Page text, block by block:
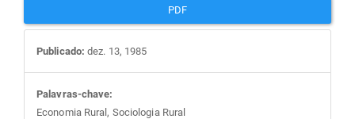
PDF
Publicado: dez. 13, 1985
Palavras-chave:
Economia Rural, Sociologia Rural